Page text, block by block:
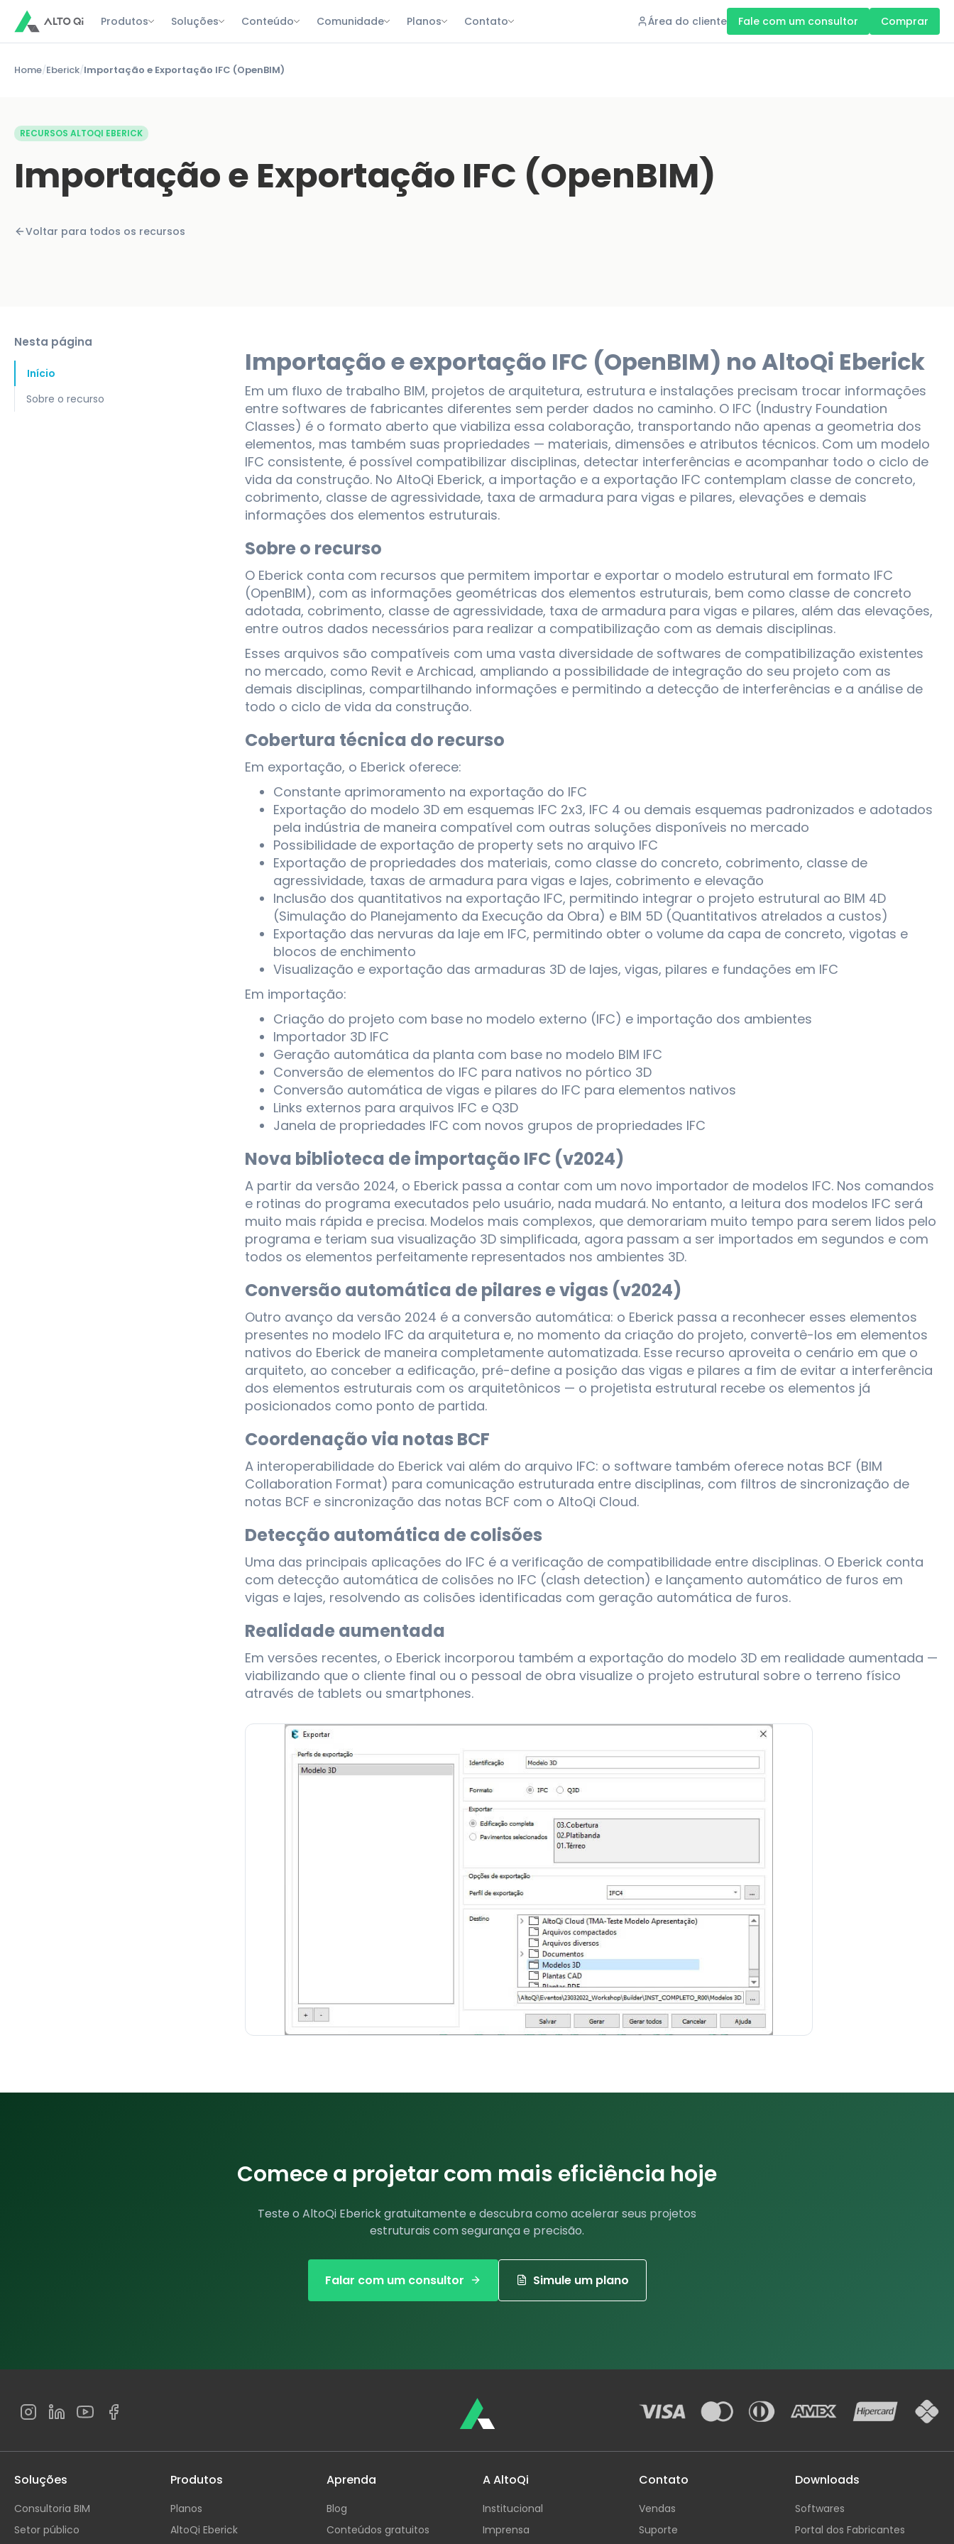
Produtos Soluções Conteúdo Comunidade Planos Contato Área do cliente Fale com um consultor Comprar
Home/Eberick/Importação e Exportação IFC (OpenBIM)
RECURSOS ALTOQI EBERICK
Importação e Exportação IFC (OpenBIM)
Voltar para todos os recursos
Nesta página
Início
Sobre o recurso
Importação e exportação IFC (OpenBIM) no AltoQi Eberick
Em um fluxo de trabalho BIM, projetos de arquitetura, estrutura e instalações precisam trocar informações
entre softwares de fabricantes diferentes sem perder dados no caminho. O IFC (Industry Foundation
Classes) é o formato aberto que viabiliza essa colaboração, transportando não apenas a geometria dos
elementos, mas também suas propriedades — materiais, dimensões e atributos técnicos. Com um modelo
IFC consistente, é possível compatibilizar disciplinas, detectar interferências e acompanhar todo o ciclo de
vida da construção. No AltoQi Eberick, a importação e a exportação IFC contemplam classe de concreto,
cobrimento, classe de agressividade, taxa de armadura para vigas e pilares, elevações e demais
informações dos elementos estruturais.
Sobre o recurso
O Eberick conta com recursos que permitem importar e exportar o modelo estrutural em formato IFC
(OpenBIM), com as informações geométricas dos elementos estruturais, bem como classe de concreto
adotada, cobrimento, classe de agressividade, taxa de armadura para vigas e pilares, além das elevações,
entre outros dados necessários para realizar a compatibilização com as demais disciplinas.
Esses arquivos são compatíveis com uma vasta diversidade de softwares de compatibilização existentes
no mercado, como Revit e Archicad, ampliando a possibilidade de integração do seu projeto com as
demais disciplinas, compartilhando informações e permitindo a detecção de interferências e a análise de
todo o ciclo de vida da construção.
Cobertura técnica do recurso
Em exportação, o Eberick oferece:
Constante aprimoramento na exportação do IFC
Exportação do modelo 3D em esquemas IFC 2x3, IFC 4 ou demais esquemas padronizados e adotados
pela indústria de maneira compatível com outras soluções disponíveis no mercado
Possibilidade de exportação de property sets no arquivo IFC
Exportação de propriedades dos materiais, como classe do concreto, cobrimento, classe de
agressividade, taxas de armadura para vigas e lajes, cobrimento e elevação
Inclusão dos quantitativos na exportação IFC, permitindo integrar o projeto estrutural ao BIM 4D
(Simulação do Planejamento da Execução da Obra) e BIM 5D (Quantitativos atrelados a custos)
Exportação das nervuras da laje em IFC, permitindo obter o volume da capa de concreto, vigotas e
blocos de enchimento
Visualização e exportação das armaduras 3D de lajes, vigas, pilares e fundações em IFC
Em importação:
Criação do projeto com base no modelo externo (IFC) e importação dos ambientes
Importador 3D IFC
Geração automática da planta com base no modelo BIM IFC
Conversão de elementos do IFC para nativos no pórtico 3D
Conversão automática de vigas e pilares do IFC para elementos nativos
Links externos para arquivos IFC e Q3D
Janela de propriedades IFC com novos grupos de propriedades IFC
Nova biblioteca de importação IFC (v2024)
A partir da versão 2024, o Eberick passa a contar com um novo importador de modelos IFC. Nos comandos
e rotinas do programa executados pelo usuário, nada mudará. No entanto, a leitura dos modelos IFC será
muito mais rápida e precisa. Modelos mais complexos, que demorariam muito tempo para serem lidos pelo
programa e teriam sua visualização 3D simplificada, agora passam a ser importados em segundos e com
todos os elementos perfeitamente representados nos ambientes 3D.
Conversão automática de pilares e vigas (v2024)
Outro avanço da versão 2024 é a conversão automática: o Eberick passa a reconhecer esses elementos
presentes no modelo IFC da arquitetura e, no momento da criação do projeto, convertê-los em elementos
nativos do Eberick de maneira completamente automatizada. Esse recurso aproveita o cenário em que o
arquiteto, ao conceber a edificação, pré-define a posição das vigas e pilares a fim de evitar a interferência
dos elementos estruturais com os arquitetônicos — o projetista estrutural recebe os elementos já
posicionados como ponto de partida.
Coordenação via notas BCF
A interoperabilidade do Eberick vai além do arquivo IFC: o software também oferece notas BCF (BIM
Collaboration Format) para comunicação estruturada entre disciplinas, com filtros de sincronização de
notas BCF e sincronização das notas BCF com o AltoQi Cloud.
Detecção automática de colisões
Uma das principais aplicações do IFC é a verificação de compatibilidade entre disciplinas. O Eberick conta
com detecção automática de colisões no IFC (clash detection) e lançamento automático de furos em
vigas e lajes, resolvendo as colisões identificadas com geração automática de furos.
Realidade aumentada
Em versões recentes, o Eberick incorporou também a exportação do modelo 3D em realidade aumentada —
viabilizando que o cliente final ou o pessoal de obra visualize o projeto estrutural sobre o terreno físico
através de tablets ou smartphones.
Comece a projetar com mais eficiência hoje
Teste o AltoQi Eberick gratuitamente e descubra como acelerar seus projetos
estruturais com segurança e precisão.
Falar com um consultor Simule um plano
Soluções
Consultoria BIM
Setor público
Produtos
Planos
AltoQi Eberick
Aprenda
Blog
Conteúdos gratuitos
A AltoQi
Institucional
Imprensa
Contato
Vendas
Suporte
Downloads
Softwares
Portal dos Fabricantes